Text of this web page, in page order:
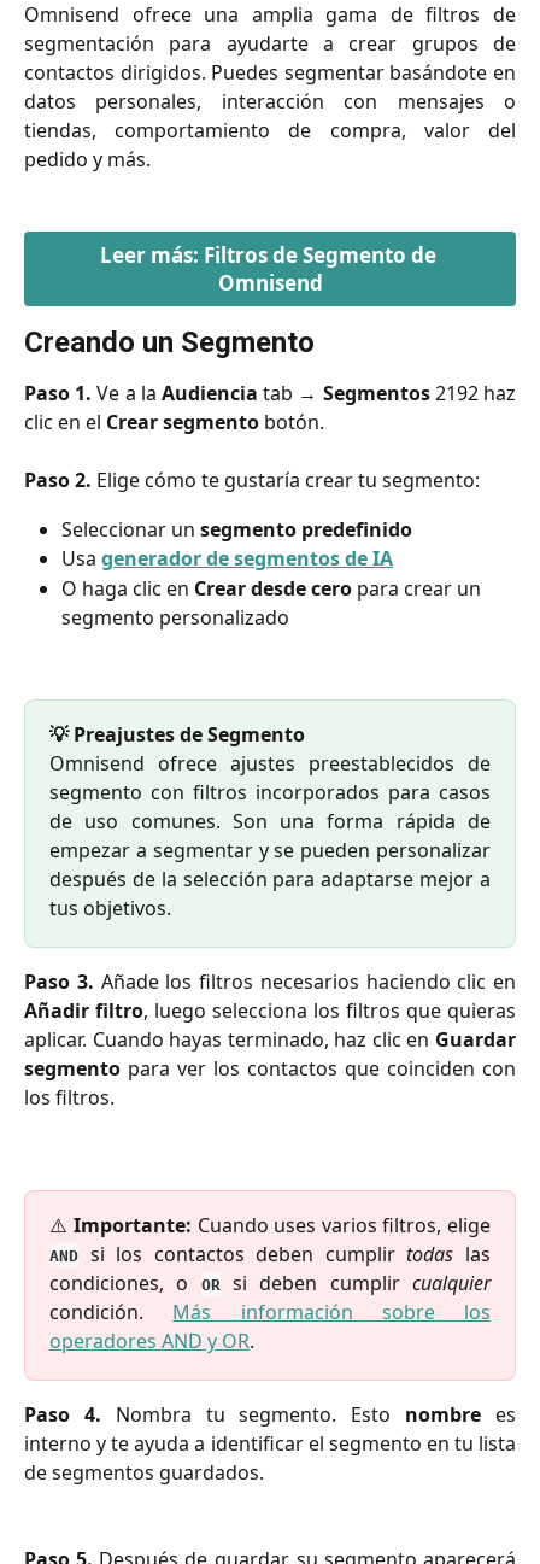
Omnisend ofrece una amplia gama de filtros de
segmentación para ayudarte a crear grupos de
contactos dirigidos. Puedes segmentar basándote en
datos personales, interacción con mensajes o
tiendas, comportamiento de compra, valor del
pedido y más.
Leer más: Filtros de Segmento de
Omnisend
Creando un Segmento
Paso 1. Ve a laAudienciatab → Segmentos2192 haz
clic en el Crear segmento botón.
Paso 2. Elige cómo te gustaría crear tu segmento:
Seleccionar un segmento predefinido
Usa generador de segmentos de IA
O haga clic en Crear desde cero para crear un
segmento personalizado
💡 Preajustes de Segmento
Omnisend ofrece ajustes preestablecidos de
segmento con filtros incorporados para casos
de uso comunes. Son una forma rápida de
empezar a segmentar y se pueden personalizar
después de la selección para adaptarse mejor a
tus objetivos.
Paso 3. Añade los filtros necesarios haciendo clic en
Añadir filtro, luego selecciona los filtros que quieras
aplicar. Cuando hayas terminado, haz clic en Guardar
segmento para ver los contactos que coinciden con
los filtros.
⚠️Importante: Cuando uses varios filtros, elige
AND si los contactos deben cumplirtodas las
condiciones, o
ORsi deben cumplircualquier
condición. Más información sobre los
operadores AND y OR.
Paso 4. Nombra tu segmento. Esto nombre es
interno y te ayuda a identificar el segmento en tu lista
de segmentos guardados.